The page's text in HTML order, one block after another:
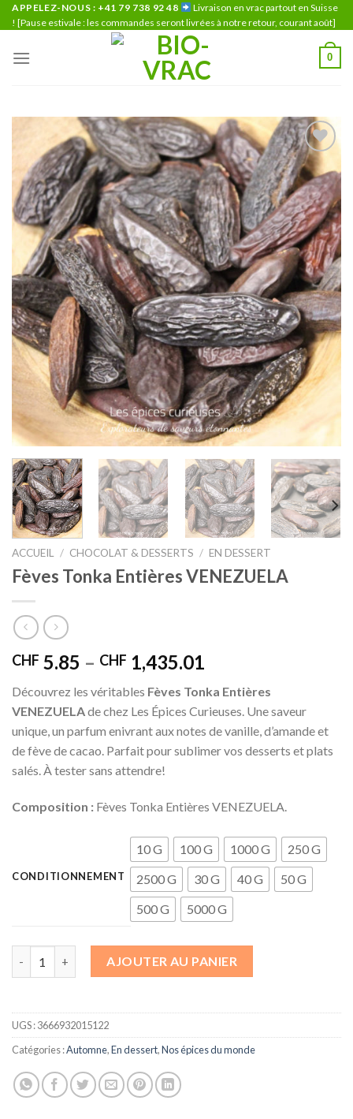
Skip
to
APPELEZ-NOUS : +41 79 738 92 48
Livraison en vrac partout en Suisse
! [Pause estivale : les commandes seront livrées à notre retour, courant août]
0
Ajouter
à la liste
de
souhaits
ACCUEIL / CHOCOLAT & DESSERTS / EN DESSERT
Fèves Tonka Entières VENEZUELA
CHF 5.85 – CHF 1,435.01
Découvrez les véritables Fèves Tonka Entières
VENEZUELAde chez Les Épices Curieuses. Une saveur
unique, un parfum enivrant aux notes de vanille, d’amande et
de fève de cacao. Parfait pour sublimer vos desserts et plats
salés. À tester sans attendre!
Composition : Fèves Tonka Entières VENEZUELA.
CONDITIONNEMENT
10 G 100 G 1000 G
250 G
2500 G
30 G 40 G
50 G
500 G
5000 G
AJOUTER AU PANIER
UGS :3666932015122
Catégories :Automne,En dessert,Nos épices du monde